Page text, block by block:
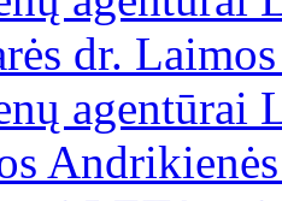
dr.
agentūrai